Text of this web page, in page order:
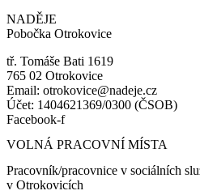
NADĚJE
Pobočka Otrokovice
tř. Tomáše Bati 1619
765 02 Otrokovice
Email: otrokovice@nadeje.cz
Účet: 1404621369/0300 (ČSOB)
Facebook-f
VOLNÁ PRACOVNÍ MÍSTA
Pracovník/pracovnice v sociálních
v Otrokovicích